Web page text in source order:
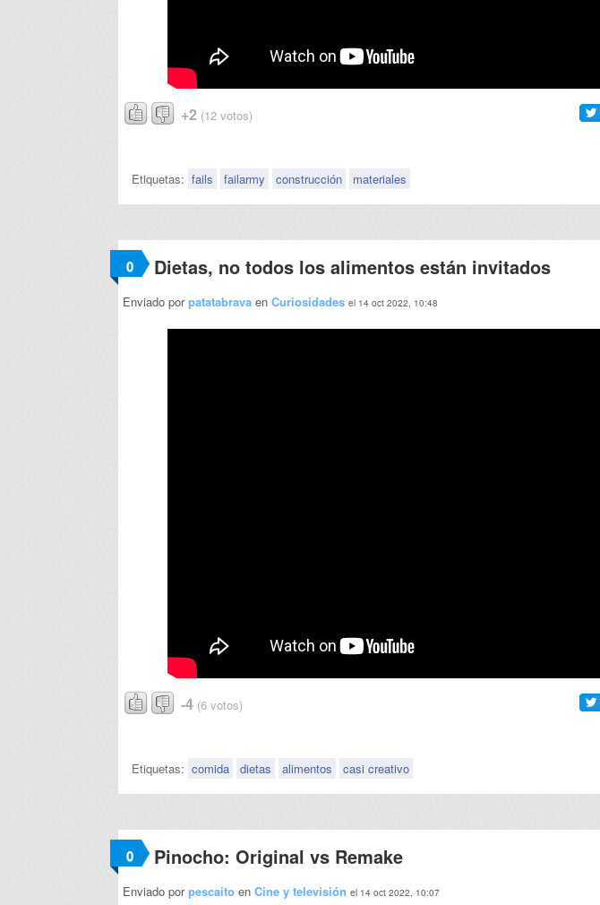
+2 (12 votos)
Etiquetas: fails failarmy construcción materiales
0 Dietas, no todos los alimentos están invitados
Enviado porpatatabrava en Curiosidades el 14 oct 2022, 10:48
-4 (6 votos)
Etiquetas: comida dietas alimentos casi creativo
0 Pinocho: Original vs Remake
Enviado porpescaito en Cine y televisión el 14 oct 2022, 10:07